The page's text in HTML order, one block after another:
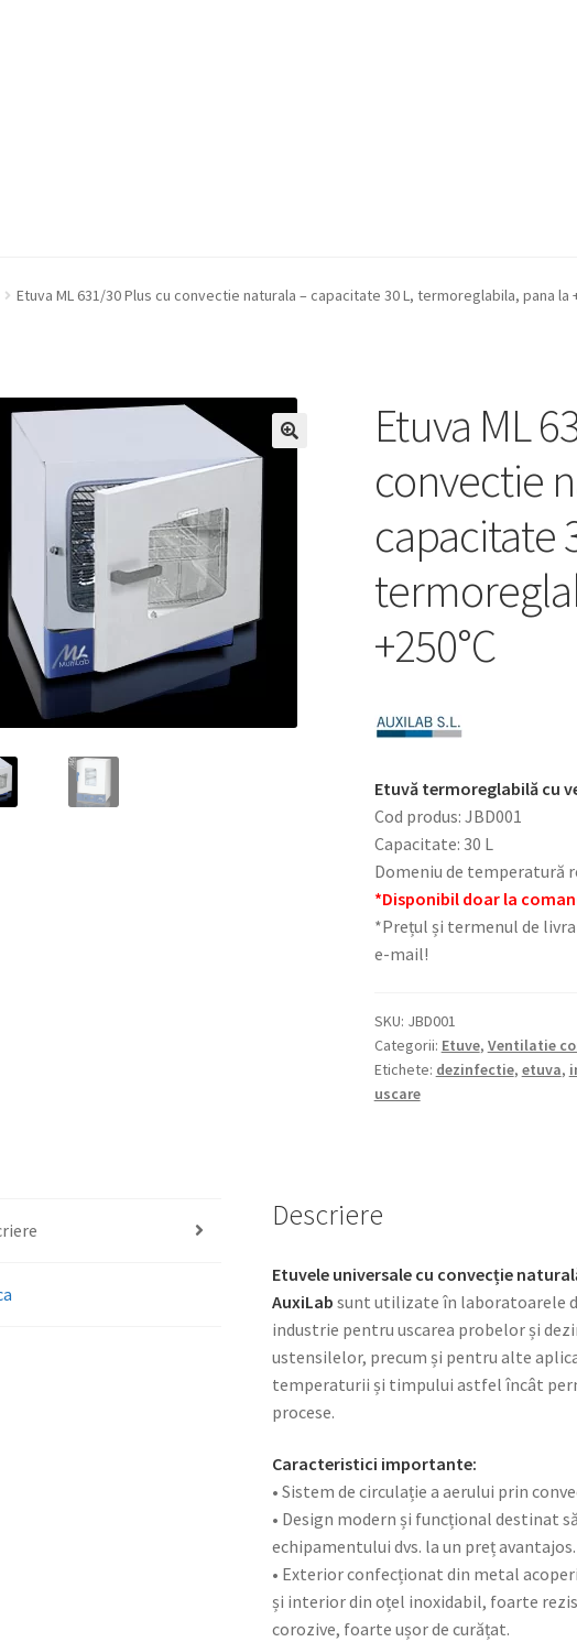
Condiții generale Service Contact
Etuva ML 631/30 Plus cu convectie naturala – capacitate 30 L, termoreglabila, pana la
Etuva ML
convectie
capacitate
+250°C
Etuvă termoreglabilă cu
Cod produs: JBD001
Capacitate: 30 L
Domeniu de temperatură
*Disponibil doar la
*Prețul și termenul de
e-mail!
SKU: JBD001
Categorii: Etuve, Ventilatie
Etichete: dezinfectie, etuva,
uscare
Descriere
Etuvele universale cu convecție
AuxiLab sunt utilizate în laboratoarele
industrie pentru uscarea probelor și
ustensilelor, precum și pentru alte
temperaturii și timpului astfel încât
procese.
Caracteristici importante:
• Sistem de circulație a aerului prin
• Design modern și funcțional destinat
echipamentului dvs. la un preț avantajos.
• Exterior confecționat din metal
și interior din oțel inoxidabil, foarte
corozive, foarte ușor de curățat.